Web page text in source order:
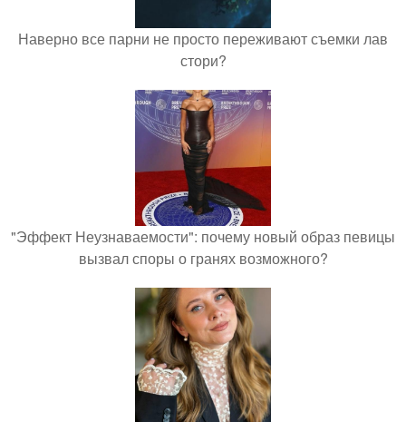
Наверно все парни не просто переживают съемки лав
стори?
"Эффект Неузнаваемости": почему новый образ певицы
вызвал споры о гранях возможного?